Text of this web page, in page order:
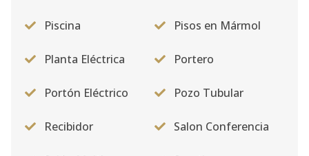
Piscina Pisos en Mármol
Planta Eléctrica Portero
Portón Eléctrico Pozo Tubular
Recibidor Salon Conferencia